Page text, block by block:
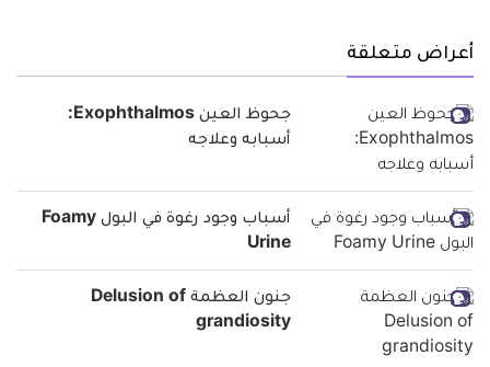
أعراض متعلقة
جحوظ العين Exophthalmos:
أسبابه وعلاجه
أسباب وجود رغوة في البول Foamy
Urine
جنون العظمة Delusion of
grandiosity